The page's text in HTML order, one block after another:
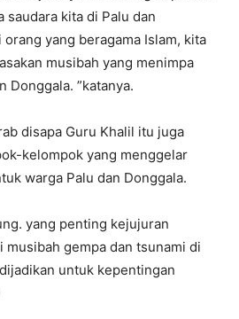
saudara kita di Palu dan
orang yang beragama Islam, kita
musibah yang menimpa
Donggala. ”katanya.
disapa Guru Khalil itu juga
kelompok yang menggelar
warga Palu dan Donggala.
yang penting kejujuran
musibah gempa dan tsunami di
untuk kepentingan